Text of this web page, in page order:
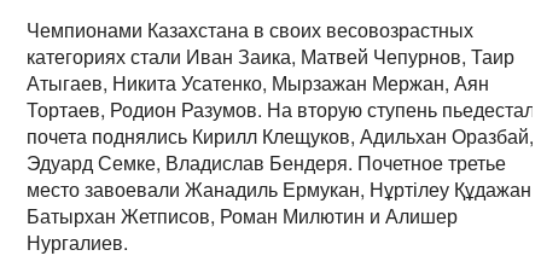
Чемпионами Казахстана в своих весовозрастных
категориях стали Иван Заика, Матвей Чепурнов, Таир
Атыгаев, Никита Усатенко, Мырзажан Мержан, Аян
Тортаев, Родион Разумов. На вторую ступень
почета поднялись Кирилл Клещуков, Адильхан Оразбай,
Эдуард Семке, Владислав Бендеря. Почетное третье
место завоевали Жанадиль Ермукан, Нұртілеу Құдажан,
Батырхан Жетписов, Роман Милютин и Алишер
Нургалиев.